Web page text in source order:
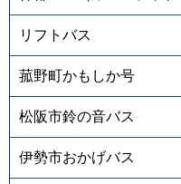
リフトバス
菰野町かもしか号
松阪市鈴の音バス
伊勢市おかげバス